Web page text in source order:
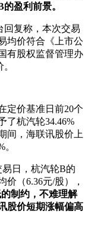
盈利前景。
回复称，本次交易
均价符合《上市公
有股权监督管理办
定价基准日前20个
了杭汽轮34.46%
间，海联讯股价上
易日，杭汽轮B的
价（6.36元/股），
制约，不难理解
股价短期涨幅偏高